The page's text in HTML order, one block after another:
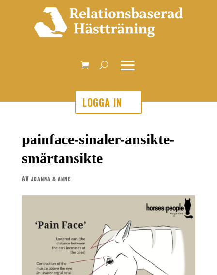
LOGGA IN
painface-sinaler-ansikte-
smärtansikte
AV JOANNA & ANNE